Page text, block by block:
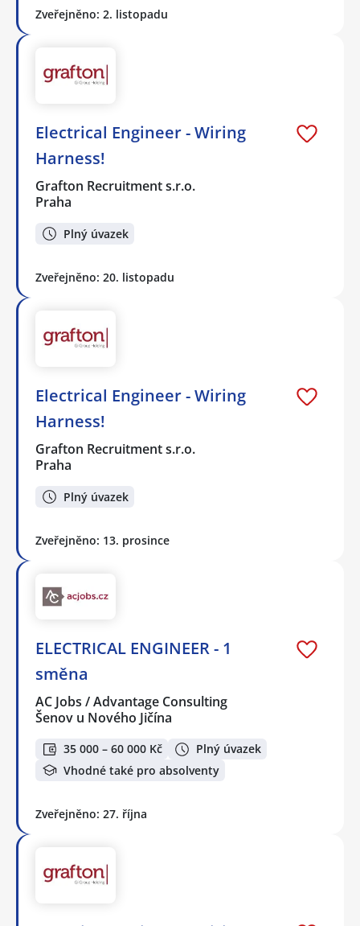
Zveřejněno: 2. listopadu
Electrical Engineer - Wiring
Harness!
Grafton Recruitment s.r.o.
Praha
Plný úvazek
Zveřejněno: 20. listopadu
Electrical Engineer - Wiring
Harness!
Grafton Recruitment s.r.o.
Praha
Plný úvazek
Zveřejněno: 13. prosince
ELECTRICAL ENGINEER - 1
směna
AC Jobs / Advantage Consulting
Šenov u Nového Jičína
35 000 – 60 000 Kč
Plný úvazek
Vhodné také pro absolventy
Zveřejněno: 27. října